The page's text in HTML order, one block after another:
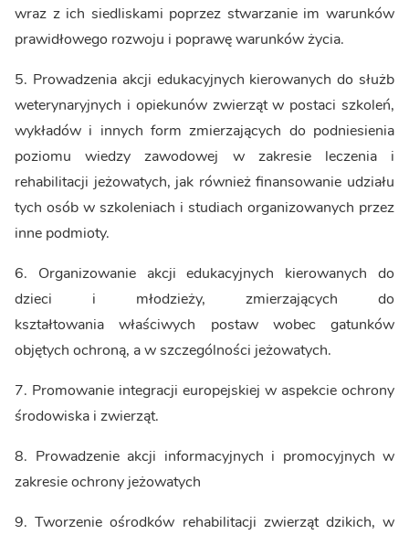
wraz z ich siedliskami poprzez stwarzanie im warunków
prawidłowego rozwoju i poprawę warunków życia.
5. Prowadzenia akcji edukacyjnych kierowanych do służb
weterynaryjnych i opiekunów zwierząt w postaci szkoleń,
wykładów i innych form zmierzających do podniesienia
poziomu wiedzy zawodowej w zakresie leczenia i
rehabilitacji jeżowatych, jak również finansowanie udziału
tych osób w szkoleniach i studiach organizowanych przez
inne podmioty.
6. Organizowanie akcji edukacyjnych kierowanych do
dzieci i młodzieży, zmierzających do
kształtowania właściwych postaw wobec gatunków
objętych ochroną, a w szczególności jeżowatych.
7. Promowanie integracji europejskiej w aspekcie ochrony
środowiska i zwierząt.
8. Prowadzenie akcji informacyjnych i promocyjnych w
zakresie ochrony jeżowatych
9. Tworzenie ośrodków rehabilitacji zwierząt dzikich, w